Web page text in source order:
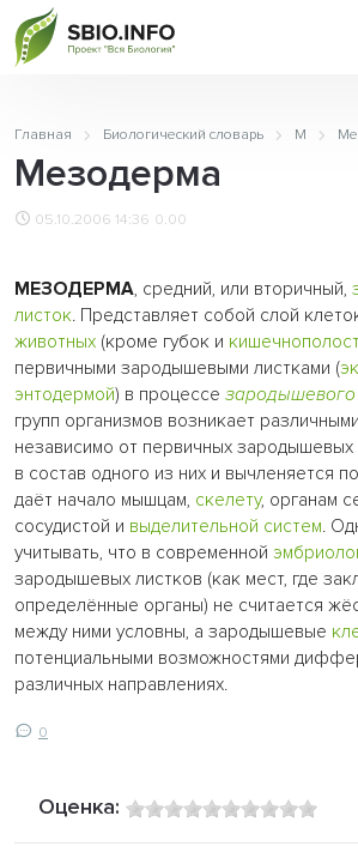
Главная Биологический словарь М
Мезодерма
05.10.2006 14:36 0.00
МЕЗОДЕРМА, средний, или вторичный,
листок. Представляет собой слой
животных (кроме губок и
первичными зародышевыми листками (
энтодермой) в процессе зародышевого
групп организмов возникает
независимо от первичных зародышевых
в состав одного из них и вычленяется
даёт начало мышцам, скелету, органам
сосудистой и выделительной систем.
учитывать, что в современной
зародышевых листков (как мест, где
определённые органы) не считается
между ними условны, а зародышевые
потенциальными возможностями
различных направлениях.
0
Оценка: